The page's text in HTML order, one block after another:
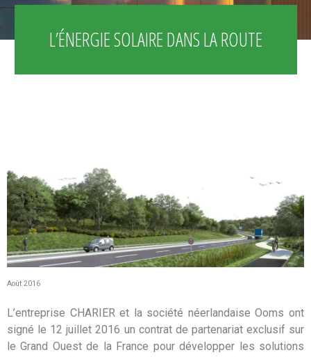
L’ÉNERGIE SOLAIRE DANS LA ROUTE
Août 2016
L’entreprise CHARIER et la société néerlandaise Ooms ont
signé le 12 juillet 2016 un contrat de partenariat exclusif sur
le Grand Ouest de la France pour développer les solutions